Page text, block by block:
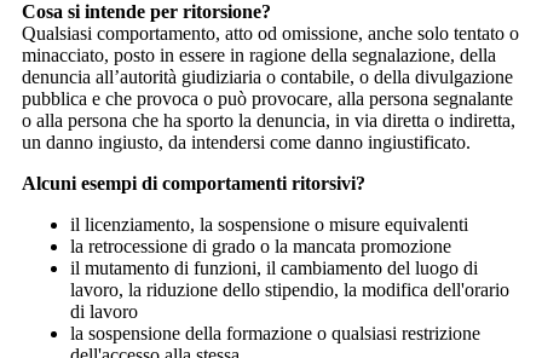
Cosa si intende per ritorsione?
Qualsiasi comportamento, atto od omissione, anche solo tentato o
minacciato, posto in essere in ragione della segnalazione, della
denuncia all’autorità giudiziaria o contabile, o della divulgazione
pubblica e che provoca o può provocare, alla persona segnalante
o alla persona che ha sporto la denuncia, in via diretta o indiretta,
un danno ingiusto, da intendersi come danno ingiustificato.
Alcuni esempi di comportamenti ritorsivi?
il licenziamento, la sospensione o misure equivalenti
la retrocessione di grado o la mancata promozione
il mutamento di funzioni, il cambiamento del luogo di
lavoro, la riduzione dello stipendio, la modifica dell'orario
di lavoro
la sospensione della formazione o qualsiasi restrizione